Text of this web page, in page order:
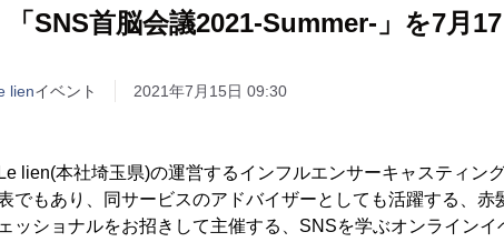
「SNS首脳会議2021-Summer-」を7月
lienイベント 2021年7月15日 09:30
lien(本社埼玉県)の運営するインフルエンサーキャスティン
でもあり、同サービスのアドバイザーとしても活躍する、
ッショナルをお招きして主催する、SNSを学ぶオンライン